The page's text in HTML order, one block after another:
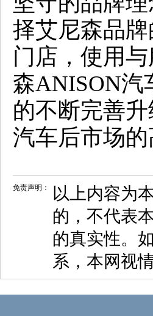
择艾尼森品
门店，使用
森ANISON汽
的不断完善
汽车后市场
免责声明：
以上内容为
的，不代表
的真实性。
系，本网视